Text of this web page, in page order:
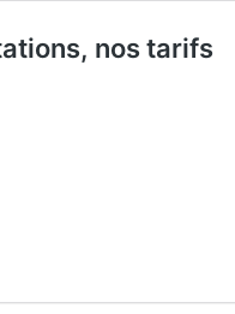
nos tarifs